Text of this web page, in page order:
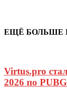
ЕЩЁ БОЛЬШЕ
Virtus.pro
2026 по PUBG